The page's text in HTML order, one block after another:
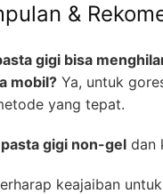
&
gigi bisa
mobil? Ya, untuk
yang tepat.
pasta gigi non-gel dan
keajaiban